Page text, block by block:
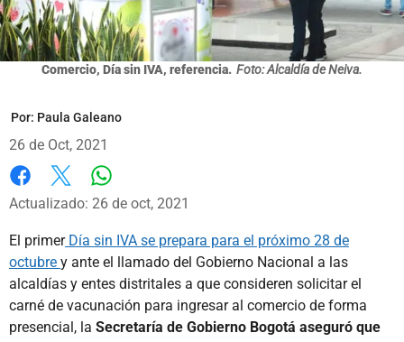
Comercio, Día sin IVA, referencia. Foto: Alcaldía de Neiva.
Por: Paula Galeano
26 de Oct, 2021
Facebook
X
Actualizado: 26 de oct, 2021
El primerDía sin IVA se prepara para el próximo 28 de
octubre y ante el llamado del Gobierno Nacional a las
alcaldías y entes distritales a que consideren solicitar el
carné de vacunación para ingresar al comercio de forma
presencial, la Secretaría de Gobierno Bogotá aseguró que